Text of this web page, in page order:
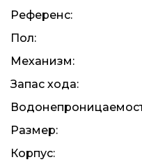
Референс:
Пол:
Механизм:
Запас хода:
Размер:
Корпус: